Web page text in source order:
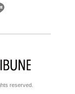
reserved.